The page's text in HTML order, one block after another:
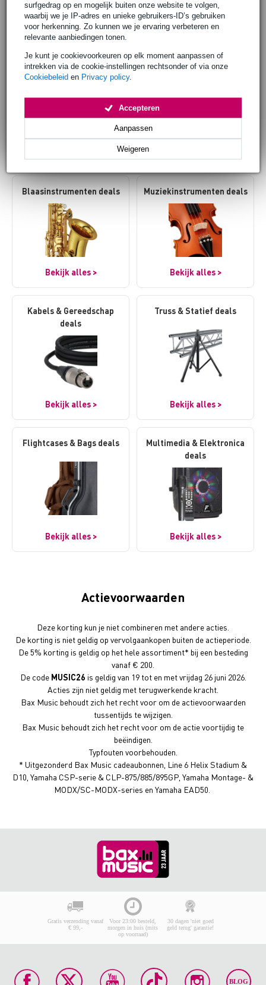
surfgedrag op en mogelijk buiten onze website te volgen,
waarbij we je IP-adres en unieke gebruikers-ID’s gebruiken
voor herkenning. Zo kunnen we je ervaring verbeteren en
relevante aanbiedingen tonen.
Je kunt je cookievoorkeuren op elk moment aanpassen of
intrekken via de cookie-instellingen rechtsonder of via onze
Cookiebeleid en Privacy policy.
Weigeren
Aanpassen
Accepteren
Bekijk alles > Bekijk alles >
Drums deals Toetsinstrumenten deals
Blaasinstrumenten deals
Bekijk alles >
Muziekinstrumenten deals
Bekijk alles >
Kabels & Gereedschap
deals
Bekijk alles >
Truss & Statief deals
Bekijk alles >
Flightcases & Bags deals
Bekijk alles >
Multimedia & Elektronica
deals
Bekijk alles >
Actievoorwaarden
Deze korting kun je niet combineren met andere acties.
De korting is niet geldig op vervolgaankopen buiten de actieperiode.
De 5% korting is geldig op het hele assortiment* bij een besteding
vanaf € 200.
De code MUSIC26 is geldig van 19 tot en met vrijdag 26 juni 2026.
Acties zijn niet geldig met terugwerkende kracht.
Bax Music behoudt zich het recht voor om de actievoorwaarden
tussentijds te wijzigen.
Bax Music behoudt zich het recht voor om de actie voortijdig te
beëindigen.
Typfouten voorbehouden.
* Uitgezonderd Bax Music cadeaubonnen, Line 6 Helix Stadium &
D10, Yamaha CSP-serie & CLP-875/885/895GP, Yamaha Montage- &
MODX/SC-MODX-series en Yamaha EAD50.
Gratis verzending vanaf
€ 99,-
Voor 23:00 besteld,
morgen in huis (mits
op voorraad)
30 dagen 'niet goed
geld terug' garantie!
BLOG